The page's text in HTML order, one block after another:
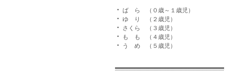
ば ら （０歳～１歳児）
ゆ り （２歳児）
さくら （３歳児）
も も （４歳児）
う め （５歳児）